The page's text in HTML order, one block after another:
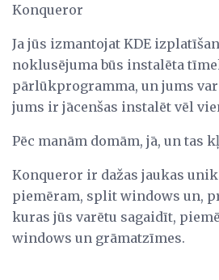
Konqueror
Ja jūs izmantojat KDE
noklusējuma būs instalēta
pārlūkprogramma, un jums
jums ir jācenšas instalēt vēl
Pēc manām domām, jā, un tas
Konqueror ir dažas jaukas
piemēram, split windows un,
kuras jūs varētu sagaidīt,
windows un grāmatzīmes.